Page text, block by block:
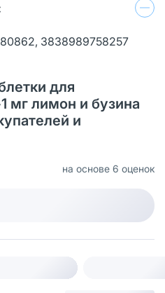
3838989758257
для
мг лимон и бузина
и
на основе 6 оценок